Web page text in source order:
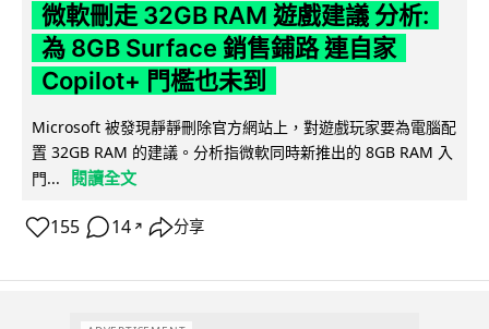
微軟刪走 32GB RAM 遊戲建議 分析:
為 8GB Surface 銷售鋪路 連自家
Copilot+ 門檻也未到
Microsoft 被發現靜靜刪除官方網站上，對遊戲玩家要為電腦配
置 32GB RAM 的建議。分析指微軟同時新推出的 8GB RAM 入
門...
閱讀全文
155 14 ↗ 分享